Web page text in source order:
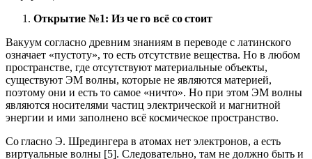
Открытие №1: Из чего всё состоит
Вакуум согласно древним знаниям в переводе с латинского
означает «пустоту», то есть отсутствие вещества. Но в любом
пространстве, где отсутствуют материальные объекты,
существуют ЭМ волны, которые не являются материей,
поэтому они и есть то самое «ничто». Но при этом ЭМ волны
являются носителями частиц электрической и магнитной
энергии и ими заполнено всё космическое пространство.
Со гласно Э. Шредингера в атомах нет электронов, а есть
виртуальные волны [5]. Следовательно, там не должно быть и